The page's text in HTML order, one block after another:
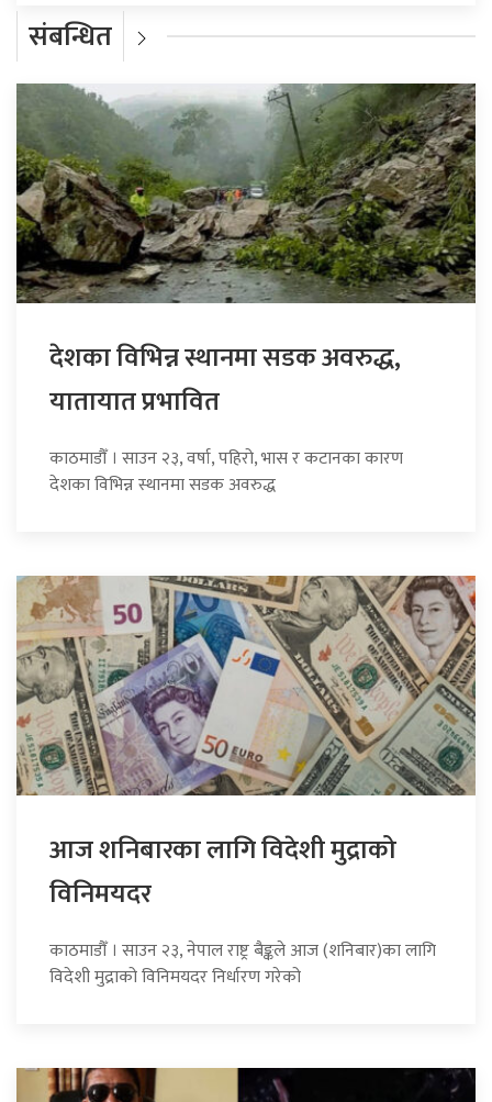
संबन्धित
देशका विभिन्न स्थानमा सडक अवरुद्ध,
यातायात प्रभावित
काठमाडौँ । साउन २३, वर्षा, पहिरो, भास र कटानका कारण
देशका विभिन्न स्थानमा सडक अवरुद्ध
आज शनिबारका लागि विदेशी मुद्राको
विनिमयदर
काठमाडौँ । साउन २३, नेपाल राष्ट्र बैङ्कले आज (शनिबार)का लागि
विदेशी मुद्राको विनिमयदर निर्धारण गरेको